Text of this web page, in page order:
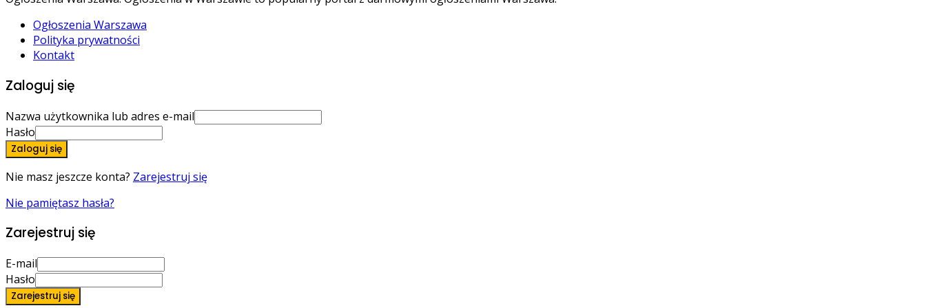
Ogłoszenia Warszawa
Polityka prywatności
Kontakt
Zaloguj się
Nazwa użytkownika lub adres e-mail
Hasło
Zaloguj się
Nie masz jeszcze konta? Zarejestruj się
Nie pamiętasz hasła?
Zarejestruj się
E-mail
Hasło
Zarejestruj się